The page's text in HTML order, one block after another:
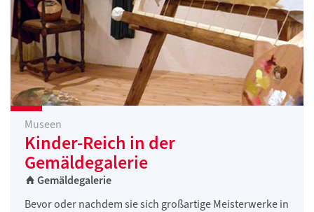
Museen
Kinder-Reich in der
Gemäldegalerie
Gemäldegalerie
Bevor oder nachdem sie sich großartige Meisterwerke in